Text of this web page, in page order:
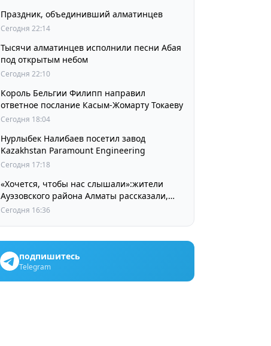
Праздник, объединивший алматинцев
Сегодня 22:14
Тысячи алматинцев исполнили песни Абая
под открытым небом
Сегодня 22:10
Король Бельгии Филипп направил
ответное послание Касым-Жомарту Токаеву
Сегодня 18:04
Нурлыбек Налибаев посетил завод
Kazakhstan Paramount Engineering
Сегодня 17:18
«Хочется, чтобы нас слышали»:жители
Ауэзовского района Алматы рассказали,
чего ждут от выборов депутатов Курултая
Сегодня 16:36
подпишитесь
Telegram